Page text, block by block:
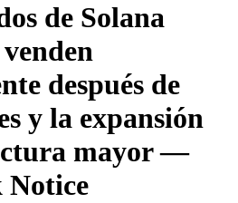
de Solana
después de
y la expansión
mayor —
Notice